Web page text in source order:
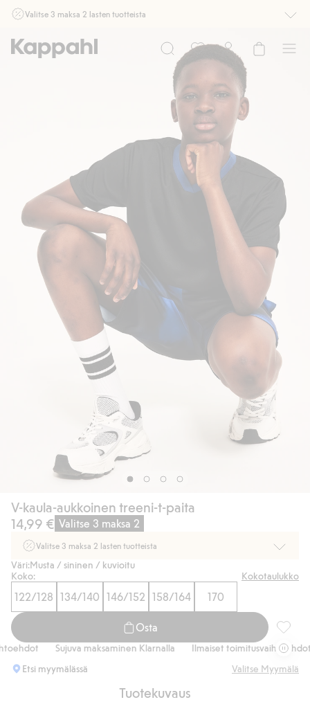
Valitse 3 maksa 2 lasten tuotteista
myymälässä ja verkossa. Ei voi yhdistää muihin alennuksiin tai tarjouksiin.
V-kaula-aukkoinen treeni-t-paita
14,99 € Valitse 3 maksa 2
Valitse 3 maksa 2 lasten tuotteista
Ei Newbie. Ostaessasi 2 tuotetta tai enemmän. Voimassa 3-16.8. asti
myymälässä ja verkossa. Ei voi yhdistää muihin alennuksiin tai tarjouksiin.
Osta nyt
Väri:Musta / sininen / kuvioitu
Koko:
Kokotaulukko
122/128 134/140 146/152 158/164 170
Osta
V-
Sujuva maksaminen Klarnalla
Ilmaiset toimitusvaihtoehdot
Etsi myymälässä
Valitse Myymälä
Tuotekuvaus